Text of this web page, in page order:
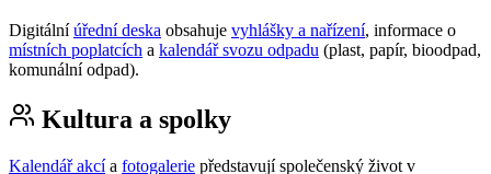
Digitální úřední deska obsahuje vyhlášky a nařízení, informace o
místních poplatcích a kalendář svozu odpadu (plast, papír, bioodpad,
komunální odpad).
Kultura a spolky
Kalendář akcía fotogalerie představují společenský život v